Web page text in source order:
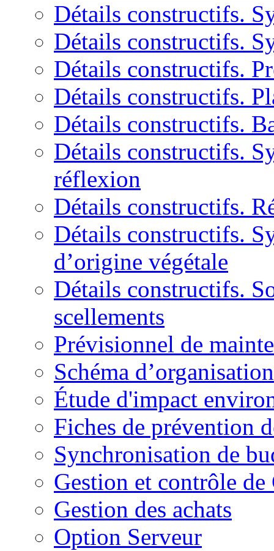
Détails constructifs.
Détails constructifs.
Détails constructifs.
Détails constructifs.
Détails constructifs.
Détails constructifs.
réflexion
Détails constructifs.
Détails constructifs.
d’origine végétale
Détails constructifs.
scellements
Prévisionnel de
Schéma
Étude d'impact
Fiches de prévention
Synchronisation de
Gestion et contrôle de
Gestion des achats
Option Serveur